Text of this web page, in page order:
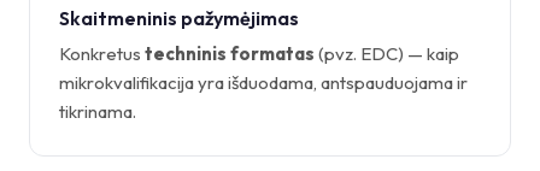
Skaitmeninis pažymėjimas
Konkretus techninis formatas (pvz. EDC) — kaip
mikrokvalifikacija yra išduodama, antspauduojama ir
tikrinama.